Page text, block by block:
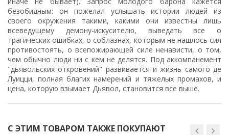
безобидным: он пожелал услышать истории людей из
своего окружения такими, какими они известны лишь
всеведущему демону-искусителю, выведать все о
трагических ошибках, о соблазнах, которым не нашлось сил
противостоять, о всепожирающей силе ненависти, о том,
чем обычно люди ни с кем не делятся. Под аккомпанемент
"дьявольских откровений" развивается и жизнь самого де
Луицци, полная благих намерений и тяжелых промахов, и
цена, которую взымает Дьявол, становится все выше.
С ЭТИМ ТОВАРОМ ТАКЖЕ ПОКУПАЮТ